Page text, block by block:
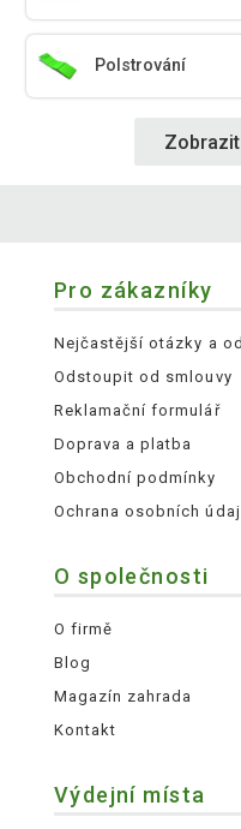
Polstrování
Pro zákazníky
Nejčastější otázky a
Odstoupit od smlouvy
Reklamační formulář
Doprava a platba
Obchodní podmínky
Ochrana osobních
O společnosti
O firmě
Blog
Magazín zahrada
Kontakt
Výdejní místa